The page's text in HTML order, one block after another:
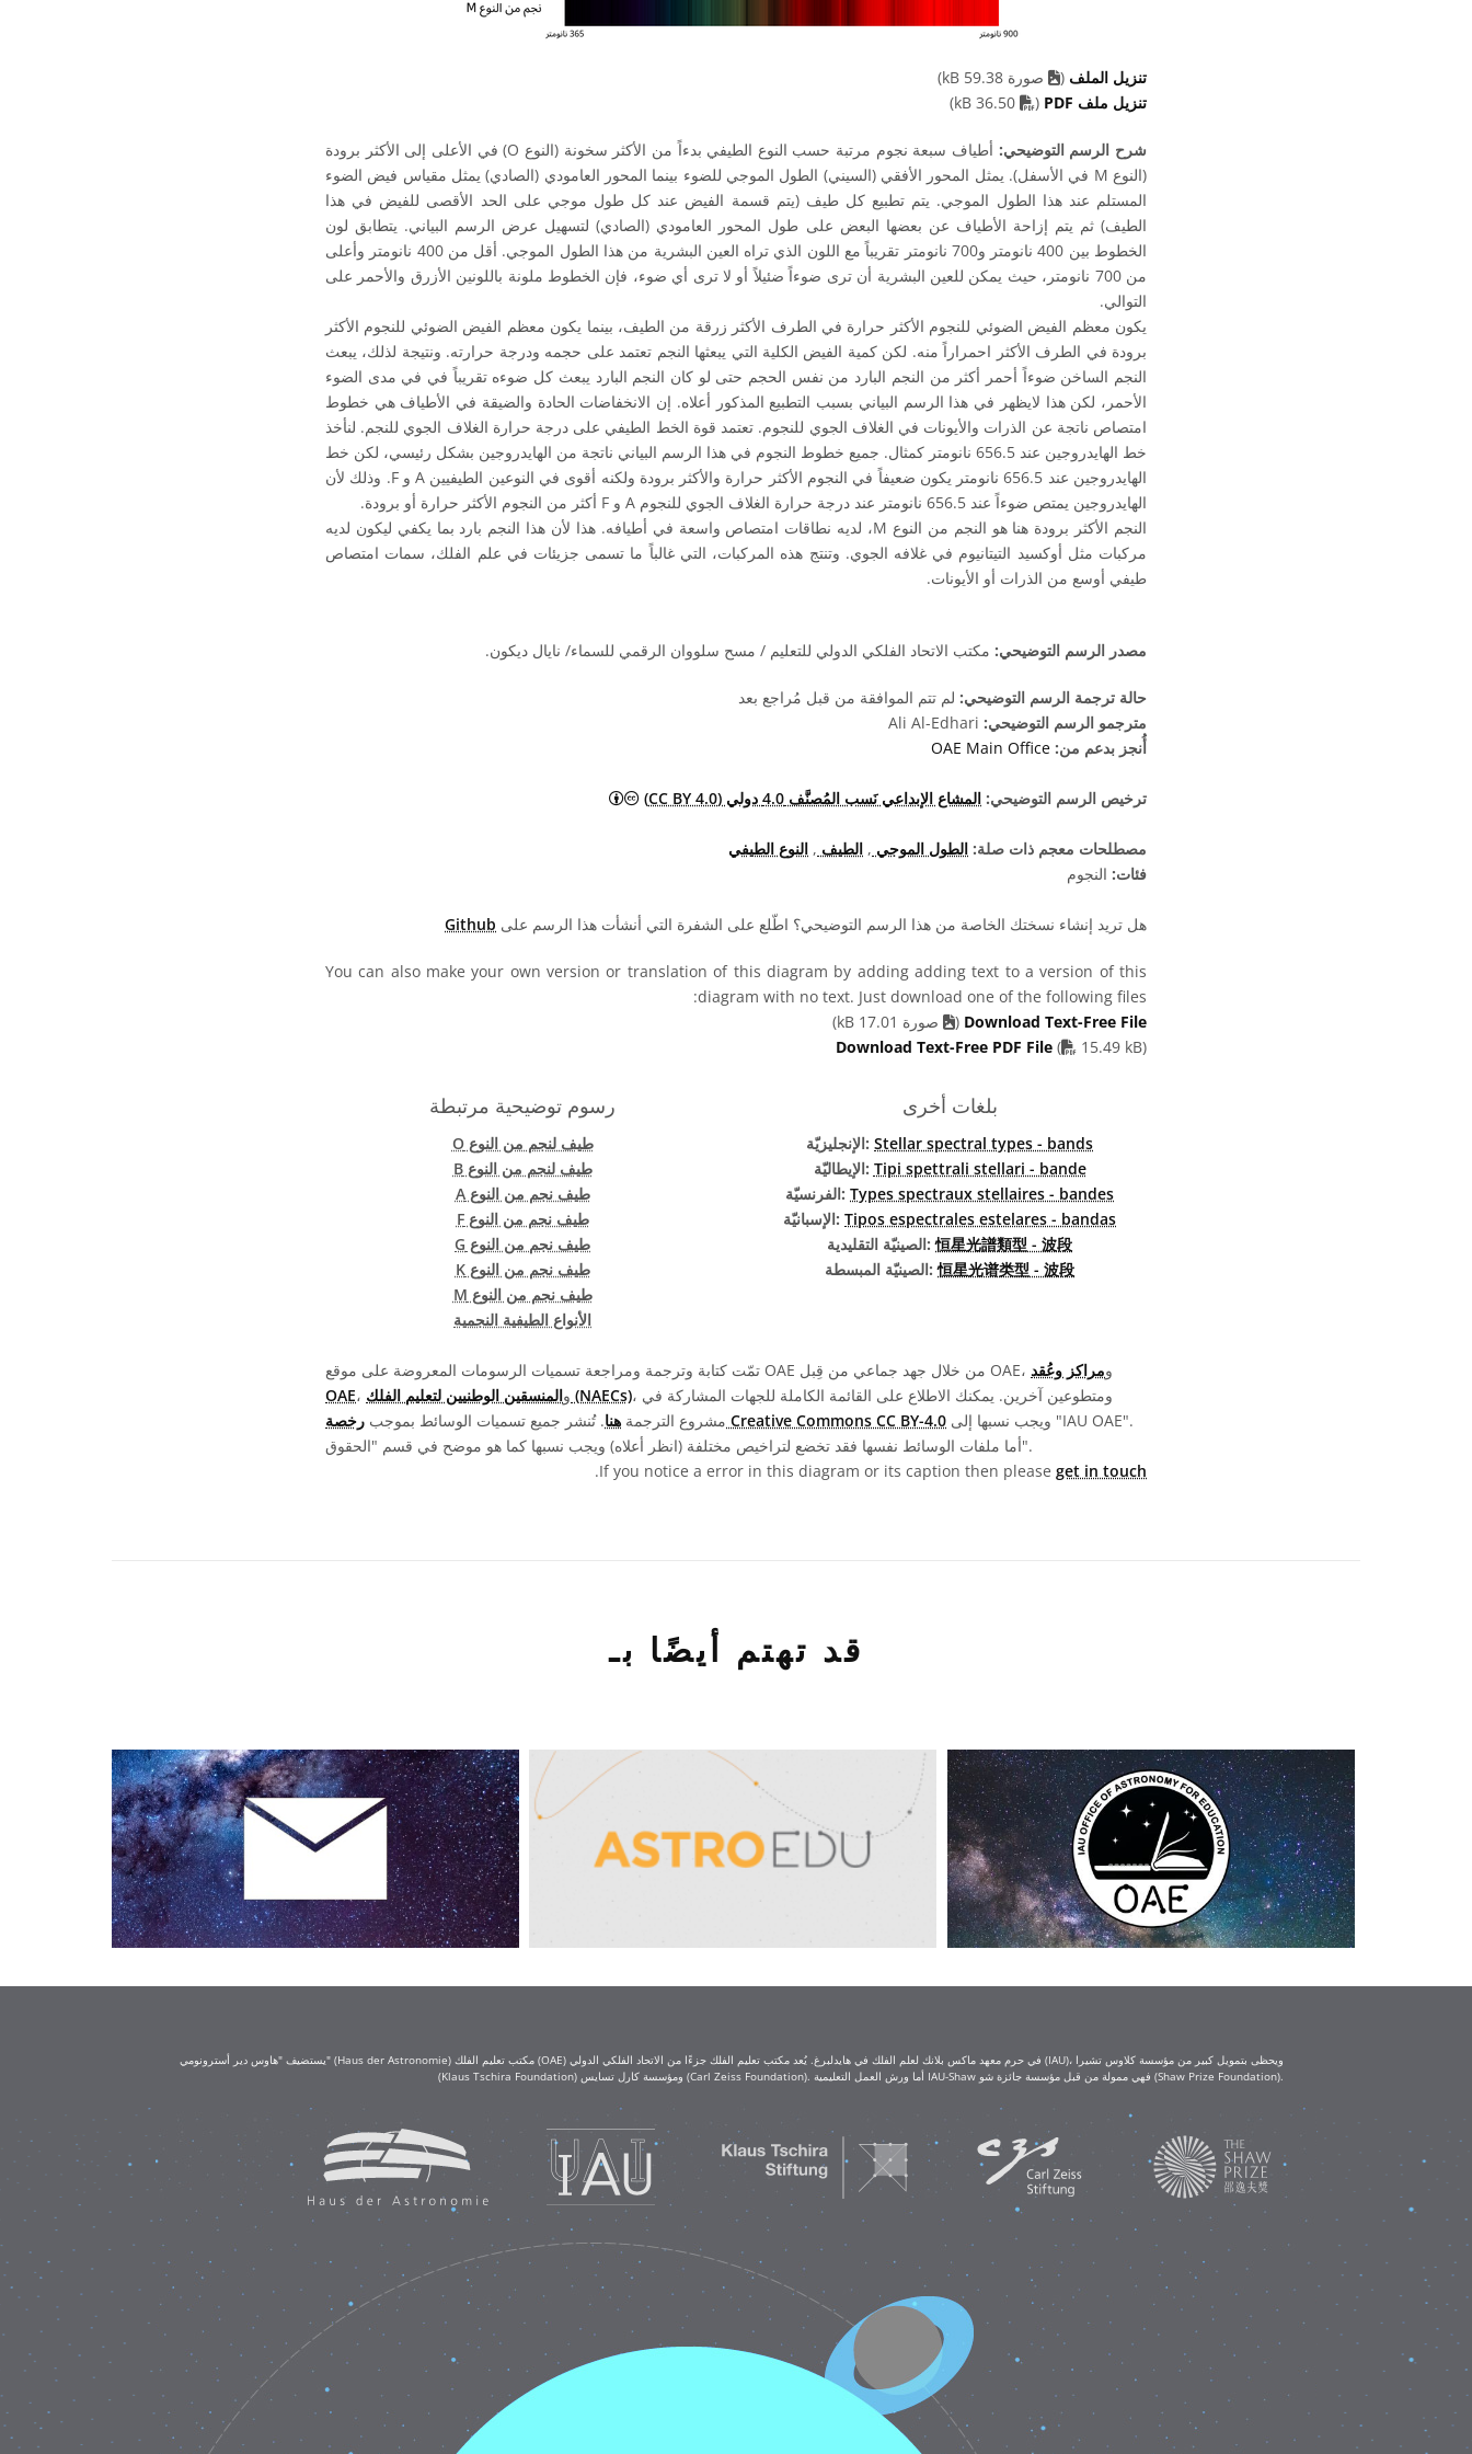
تنزيل الملف (
صورة 59.38 kB)
تنزيل ملف PDF
(
PDF file
شرح الرسم التوضيحي:
أطياف سبعة نجوم مرتبة حسب النوع الطيفي بدءاً من الأكثر سخونة (النوع O) في الأعلى إلى الأكثر برودة
(النوع M في الأسفل). يمثل المحور الأفقي (السيني) الطول الموجي للضوء بينما المحور العامودي (الصادي) يمثل مقياس فيض الضوء
المستلم عند هذا الطول الموجي. يتم تطبيع كل طيف (يتم قسمة الفيض عند كل طول موجي على الحد الأقصى للفيض في هذا
الطيف) ثم يتم إزاحة الأطياف عن بعضها البعض على طول المحور العامودي (الصادي) لتسهيل عرض الرسم البياني. يتطابق لون
الخطوط بين 400 نانومتر و700 نانومتر تقريباً مع اللون الذي تراه العين البشرية من هذا الطول الموجي. أقل من 400 نانومتر وأعلى
من 700 نانومتر، حيث يمكن للعين البشرية أن ترى ضوءاً ضئيلاً أو لا ترى أي ضوء، فإن الخطوط ملونة باللونين الأزرق والأحمر على
التوالي.
يكون معظم الفيض الضوئي للنجوم الأكثر حرارة في الطرف الأكثر زرقة من الطيف، بينما يكون معظم الفيض الضوئي للنجوم الأكثر
برودة في الطرف الأكثر احمراراً منه. لكن كمية الفيض الكلية التي يبعثها النجم تعتمد على حجمه ودرجة حرارته. ونتيجة لذلك، يبعث
النجم الساخن ضوءاً أحمر أكثر من النجم البارد من نفس الحجم حتى لو كان النجم البارد يبعث كل ضوءه تقريباً في في مدى الضوء
الأحمر، لكن هذا لايظهر في هذا الرسم البياني بسبب التطبيع المذكور أعلاه. إن الانخفاضات الحادة والضيقة في الأطياف هي خطوط
امتصاص ناتجة عن الذرات والأيونات في الغلاف الجوي للنجوم. تعتمد قوة الخط الطيفي على درجة حرارة الغلاف الجوي للنجم. لنأخذ
خط الهايدروجين عند 656.5 نانومتر كمثال. جميع خطوط النجوم في هذا الرسم البياني ناتجة من الهايدروجين بشكل رئيسي، لكن خط
الهايدروجين عند 656.5 نانومتر يكون ضعيفاً في النجوم الأكثر حرارة والأكثر برودة ولكنه أقوى في النوعين الطيفيين A و F. وذلك لأن
الهايدروجين يمتص ضوءاً عند 656.5 نانومتر عند درجة حرارة الغلاف الجوي للنجوم A و F أكثر من النجوم الأكثر حرارة أو برودة.
النجم الأكثر برودة هنا هو النجم من النوع M، لديه نطاقات امتصاص واسعة في أطيافه. هذا لأن هذا النجم بارد بما يكفي ليكون لديه
مركبات مثل أوكسيد التيتانيوم في غلافه الجوي. وتنتج هذه المركبات، التي غالباً ما تسمى جزيئات في علم الفلك، سمات امتصاص
طيفي أوسع من الذرات أو الأيونات.
مصدر الرسم التوضيحي: مكتب الاتحاد الفلكي الدولي للتعليم / مسح سلووان الرقمي للسماء/ نايال ديكون.
حالة ترجمة الرسم التوضيحي: لم تتم الموافقة من قبل مُراجع بعد
مترجمو الرسم التوضيحي: Ali Al-Edhari
أُنجز بدعم من: OAE Main Office
ترخيص الرسم التوضيحي: المشاع الإبداعي نَسب المُصنَّف 4.0 دولي (CC BY 4.0) المشاع الإبداعي نَسب المُصنَّف 4.0 دولي (CC BY 4.0) أيقونات
مصطلحات معجم ذات صلة: الطول الموجي , الطيف , النوع الطيفي
فئات: النجوم
هل تريد إنشاء نسختك الخاصة من هذا الرسم التوضيحي؟ اطّلع على الشفرة التي أنشأت هذا الرسم على Github
You can also make your own version or translation of this diagram by adding adding text to a version of this
diagram with no text. Just download one of the following files:
Download Text-Free File
(
صورة 17.01 kB)
Download Text-Free PDF File (
PDF file 15.49 kB)
رسوم توضيحية مرتبطة
طيف لنجم من النوع O
طيف لنجم من النوع B
طيف نجم من النوع A
طيف نجم من النوع F
طيف نجم من النوع G
طيف نجم من النوع K
طيف نجم من النوع M
الأنواع الطيفية النجمية
بلغات أخرى
الإنجليزيّة: Stellar spectral types - bands
الإيطاليّة: Tipi spettrali stellari - bande
الفرنسيّة: Types spectraux stellaires - bandes
الإسبانيّة: Tipos espectrales estelares - bandas
الصينيّة التقليدية:恒星光譜類型 - 波段
الصينيّة المبسطة:恒星光谱类型 - 波段
تمّت كتابة وترجمة ومراجعة تسميات الرسومات المعروضة على موقع OAE من خلال جهد جماعي من قِبل OAE، ومراكز وعُقد
OAE
، و المنسقين الوطنيين لتعليم الفلك (NAECs)، ومتطوعين آخرين. يمكنك الاطلاع على القائمة الكاملة للجهات المشاركة في
مشروع الترجمة هنا. تُنشر جميع تسميات الوسائط بموجب رخصة Creative Commons CC BY-4.0
أما ملفات الوسائط نفسها فقد تخضع لتراخيص مختلفة (انظر أعلاه) ويجب نسبها كما هو موضح في قسم "الحقوق".
If you notice a error in this diagram or its caption then please get in touch
.
قد تهتم أيضًا بـ
يستضيف "هاوس دير أسترونومي" (Haus der Astronomie) مكتب تعليم الفلك (OAE) في حرم معهد ماكس بلانك لعلم الفلك في هايدلبرغ. يُعد مكتب تعليم الفلك جزءًا من الاتحاد الفلكي الدولي (IAU)، ويحظى بتمويل كبير من مؤسسة كلاوس تشيرا
(Klaus Tschira Foundation) ومؤسسة كارل تسايس (Carl Zeiss Foundation). أما ورش العمل التعليمية IAU-Shaw فهي ممولة من قبل مؤسسة جائزة شو (Shaw Prize Foundation).